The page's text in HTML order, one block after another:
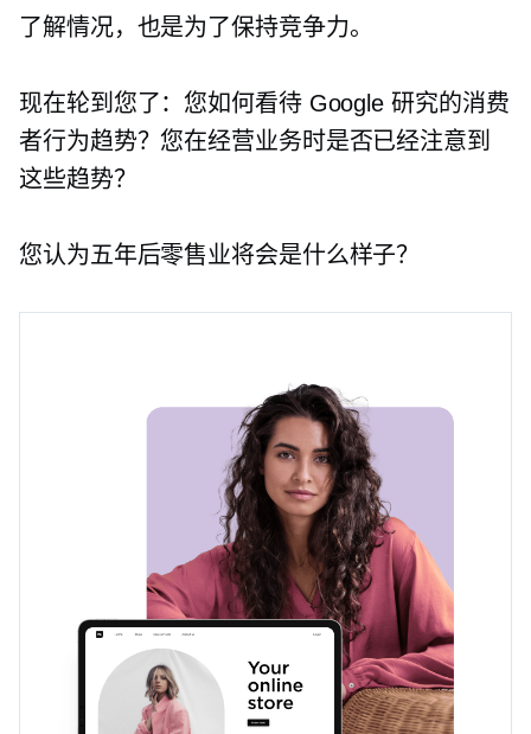
了解情况，也是为了保持竞争力。
现在轮到您了：您如何看待 Google 研究的消费
者行为趋势？您在经营业务时是否已经注意到
这些趋势？
您认为五年后零售业将会是什么样子？